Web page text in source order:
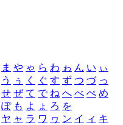
ま や ゃ ら わ ゎ ん い ぃ
う ぅ く ぐ す ず つ づ っ
せ ぜ て で ね へ べ ぺ め
ぽ も よ ょ ろ を
ヤ ャ ラ ワ ヮ ン イ ィ キ